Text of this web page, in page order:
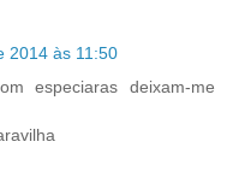
2014 às 11:50
especiaras deixam-me